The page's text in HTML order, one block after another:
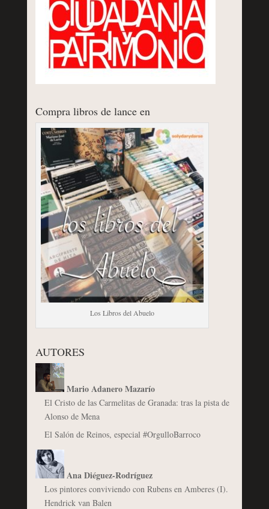
Compra libros de lance en
Los Libros del Abuelo
AUTORES
Mario Adanero Mazarío
El Cristo de las Carmelitas de Granada: tras la pista de
Alonso de Mena
El Salón de Reinos, especial #OrgulloBarroco
Ana Diéguez-Rodríguez
Los pintores conviviendo con Rubens en Amberes (I).
Hendrick van Balen